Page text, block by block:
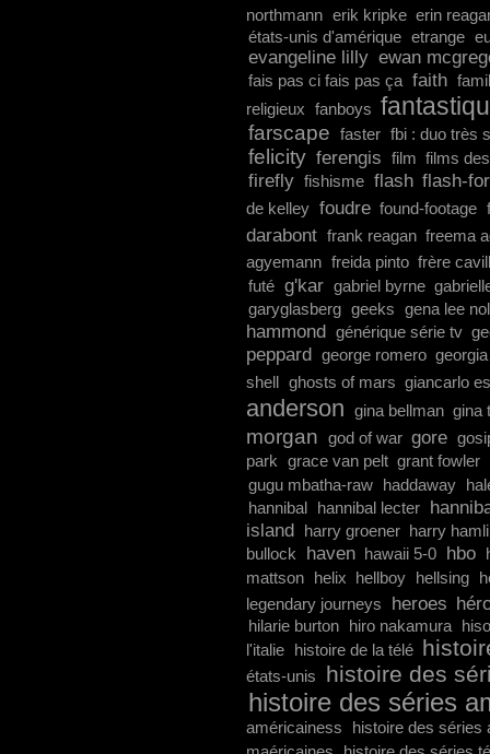
northmann erik kripke erin
états-unis d'amérique etrange
evangeline lilly ewan
fais pas ci fais pas ça faith
religieux fanboys
farscape faster fbi : duo très
felicity ferengis film films
firefly fishisme flash flash-
de kelley foudre found-footage
darabont frank reagan freema
agyemann freida pinto frère
futé g'kar gabriel byrne
garyglasberg geeks gena lee
hammond générique série tv
peppard george romero
shell ghosts of mars giancarlo
anderson gina bellman gina
morgan god of war gore
park grace van pelt grant fowler
gugu mbatha-raw haddaway
hannibal hannibal lecter
island harry groener harry
bullock
haven hawaii 5-0 hbo
mattson helix hellboy hellsing
legendary journeys
heroes
hilarie burton hiro nakamura
l'italie histoire de la télé
états-unis histoire des
histoire des séries
américainess
histoire des séries